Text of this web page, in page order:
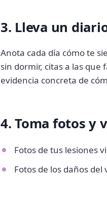
3. Lleva un
Anota cada día cómo te
sin dormir, citas a las que
evidencia concreta de
4. Toma fotos y
Fotos de tus lesiones
Fotos de los daños